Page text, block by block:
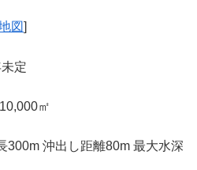
図]
定
㎡
沖出し距離80m 最大水深